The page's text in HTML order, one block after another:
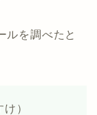
ルを調べたと
）